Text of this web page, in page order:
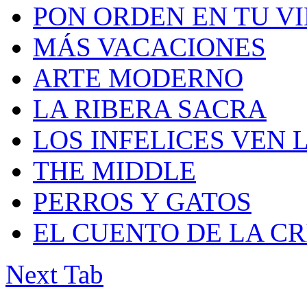
PON ORDEN EN TU
MÁS VACACIONES
ARTE MODERNO
LA RIBERA SACRA
LOS INFELICES VEN
THE MIDDLE
PERROS Y GATOS
EL CUENTO DE LA
Next Tab